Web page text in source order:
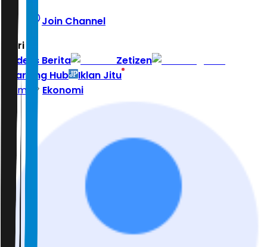
Join Channel
Hari ini
Indeks Berita
Zetizen
Learning Hub
Iklan Jitu
Home
Ekonomi